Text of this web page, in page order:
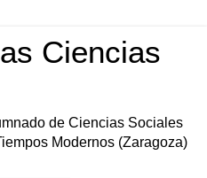
Ciencias
de Ciencias Sociales
Modernos (Zaragoza)